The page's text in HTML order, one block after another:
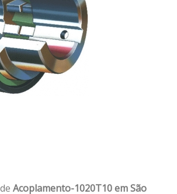
Acoplamento-1020T10 em São